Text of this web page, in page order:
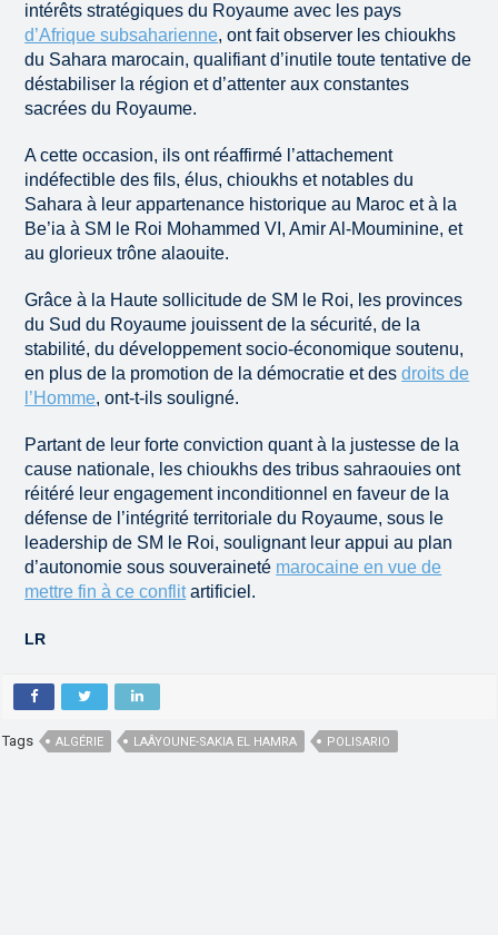
intérêts stratégiques du Royaume avec les pays
d’Afrique subsaharienne, ont fait observer les chioukhs
du Sahara marocain, qualifiant d’inutile toute tentative de
déstabiliser la région et d’attenter aux constantes
sacrées du Royaume.
A cette occasion, ils ont réaffirmé l’attachement
indéfectible des fils, élus, chioukhs et notables du
Sahara à leur appartenance historique au Maroc et à la
Be’ia à SM le Roi Mohammed VI, Amir Al-Mouminine, et
au glorieux trône alaouite.
Grâce à la Haute sollicitude de SM le Roi, les provinces
du Sud du Royaume jouissent de la sécurité, de la
stabilité, du développement socio-économique soutenu,
en plus de la promotion de la démocratie et desdroits de
l’Homme, ont-t-ils souligné.
Partant de leur forte conviction quant à la justesse de la
cause nationale, les chioukhs des tribus sahraouies ont
réitéré leur engagement inconditionnel en faveur de la
défense de l’intégrité territoriale du Royaume, sous le
leadership de SM le Roi, soulignant leur appui au plan
d’autonomie sous souveraineté marocaine en vue de
mettre fin à ce conflitartificiel.
LR
Tags ALGÉRIE LAÂYOUNE-SAKIA EL HAMRA POLISARIO